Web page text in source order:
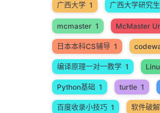
广西大学 1 广西大学研究生
mcmaster 1 McMaster
日本本科CS辅导 1
编译原理一对一教学 1
Python基础 1 turtle 1
百度收录小技巧 1 软件破解